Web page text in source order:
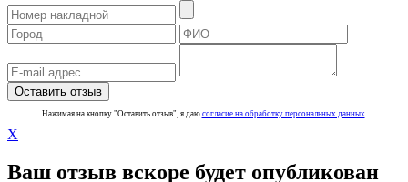
Нажимая на кнопку "Оставить отзыв", я даю согласие на обработку персональных данных
X
Ваш отзыв вскоре будет опубликован